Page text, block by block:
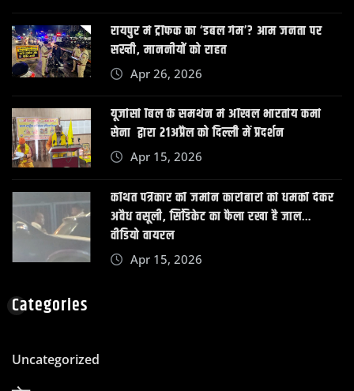
रायपुर में ट्रैफिक का ‘डबल गेम’? आम जनता पर
सख्ती, माननीयों को राहत
Apr 26, 2026
यूजीसी बिल के समर्थन में अखिल भारतीय कर्मा
सेना द्वारा 21अप्रैल को दिल्ली में प्रदर्शन
Apr 15, 2026
कथित पत्रकार की जमीन कारोबारी को धमकी देकर
अवैध वसूली, सिंडिकेट का फैला रखा है जाल…
वीडियो वायरल
Apr 15, 2026
Categories
Uncategorized